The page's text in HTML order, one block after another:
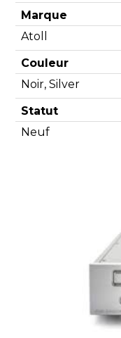
Marque
Atoll
Couleur
Noir, Silver
Statut
Neuf